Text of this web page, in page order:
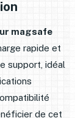
magsafe
rapide et
support, idéal
de cet